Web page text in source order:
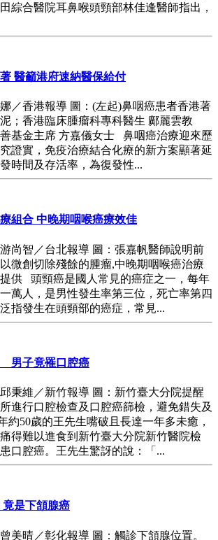
綜合醫院耳鼻喉頭頸部林佳逢醫師指出，
醫籲港府速納醫保給付
／香港報導 圖：(左起)鼻咽癌患者香港著
；香港臨床腫瘤科專科醫生 鄺麗雲教
基金主席 方嘉儀女士 鼻咽癌治療迎來歷
證實，免疫治療結合化療的新方案顯著延
時間及存活率，為復發性...
組合 中晚期咽喉癌療效佳
尚智／台北報導 圖：張嘉帆醫師說明前
微創切除殘餘的腫瘤,中晚期咽喉癌治療
供 頭頸癌是國人常見的癌症之一，每年
萬人，是男性發生率第三位，死亡率第四
指發生在頭頸部的癌症，常見...
子竟罹口腔癌
秉維／新竹報導 圖：新竹臺大分院提醒
進行口腔檢查及口腔癌篩檢，避免錯失及
50歲的王先生嘴破且長達一年多未癒，
得難以進食到新竹臺大分院新竹醫院檢
口腔癌。王先生驚訝的說：「...
竟是下頷腺癌
美晴／彰化報導 圖：觸診下頷腺位置。